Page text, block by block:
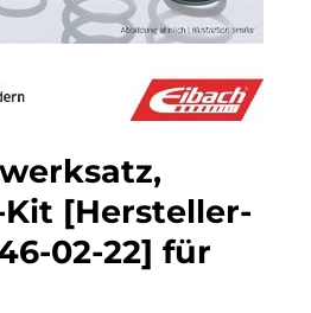
[Hersteller-
02-22] für